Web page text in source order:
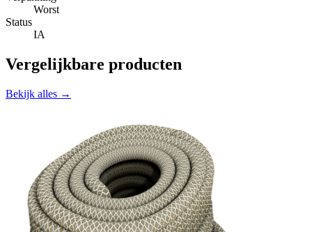
Worst
Status
IA
Vergelijkbare producten
Bekijk alles →